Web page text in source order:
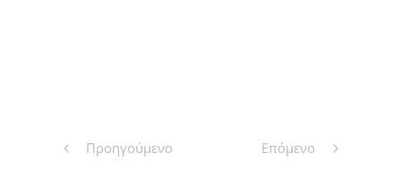
Προηγούμενο Επόμενο